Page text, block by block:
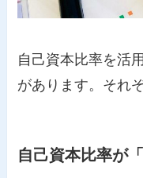
自己資本比率を活
があります。それ
自己資本比率が